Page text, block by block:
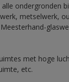
ondergronden
metselwerk,
met hoge
etc.